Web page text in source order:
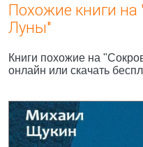
Похожие книги
Луны"
Книги похожие на
онлайн или скачать